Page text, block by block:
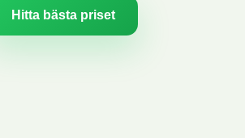
Hitta bästa priset